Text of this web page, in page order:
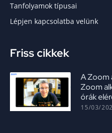
Tanfolyamok típusai
Lépjen kapcsolatba velünk
Friss cikkek
A Zoom
Zoom
órák
15/03/